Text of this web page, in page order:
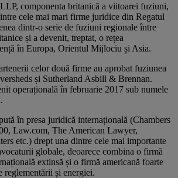
componenta britanică a viitoarei fuziuni,
cele mai mari firme juridice din Regatul
dintr-o serie de fuziuni regionale între
și a devenit, treptat, o rețea
în Europa, Orientul Mijlociu și Asia.
celor două firme au aprobat fuziunea
și Sutherland Asbill & Brennan.
operațională în februarie 2017 sub numele
în presa juridică internațională (Chambers
Law.com, The American Lawyer,
etc.) drept una dintre cele mai importante
globale, deoarece combina o firmă
extinsă și o firmă americană foarte
reglementării și energiei.